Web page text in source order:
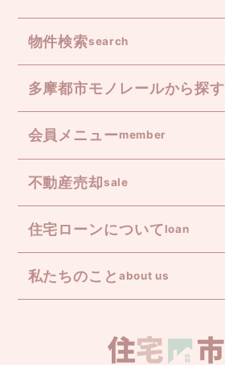
物件検索search
多摩都市モノレールから探す
会員メニューmember
不動産売却sale
住宅ローンについてloan
私たちのこと about us